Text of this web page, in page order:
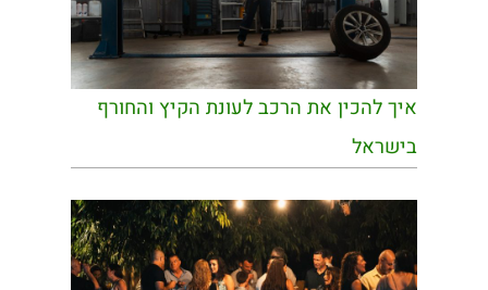
איך להכין את הרכב לעונת הקיץ והחורף
בישראל